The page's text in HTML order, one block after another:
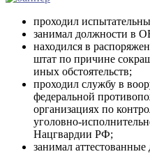
проходил
занимал должности в
находился в
штат по причине
иных обстоятельств;
проходил службу в
федеральной
организациях по
уголовно-
Нацгвардии РФ;
занимал